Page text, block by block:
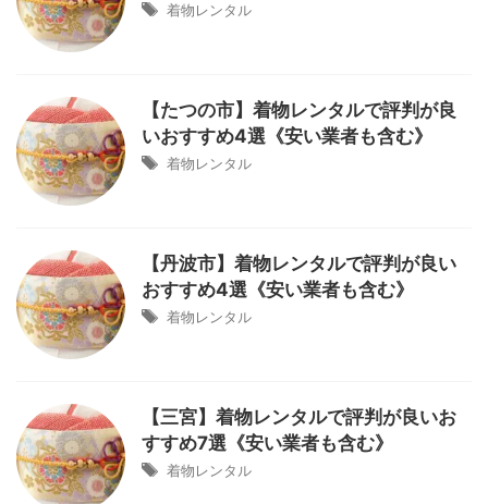
着物レンタル
【たつの市】着物レンタルで評判が良
いおすすめ4選《安い業者も含む》
着物レンタル
【丹波市】着物レンタルで評判が良い
おすすめ4選《安い業者も含む》
着物レンタル
【三宮】着物レンタルで評判が良いお
すすめ7選《安い業者も含む》
着物レンタル